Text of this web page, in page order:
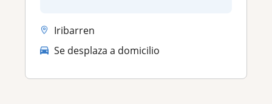
Iribarren
Se desplaza a domicilio